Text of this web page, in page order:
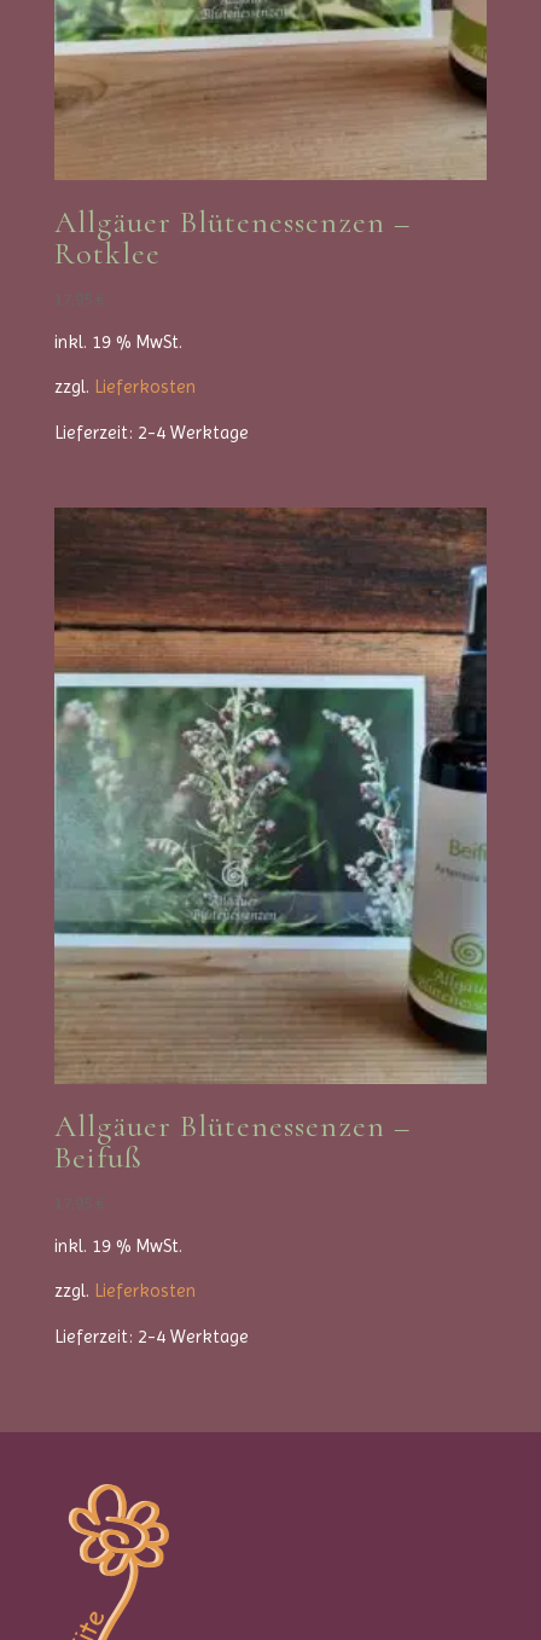
Allgäuer Blütenessenzen –
Rotklee
17,95 €
inkl. 19 % MwSt.
zzgl. Lieferkosten
Lieferzeit: 2-4 Werktage
Allgäuer Blütenessenzen –
Beifuß
17,95 €
inkl. 19 % MwSt.
zzgl. Lieferkosten
Lieferzeit: 2-4 Werktage